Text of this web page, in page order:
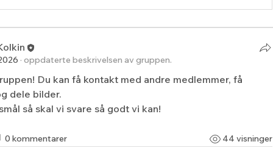
· oppdaterte beskrivelsen av gruppen.
Du kan få kontakt med andre medlemmer, få
dele bilder.
så skal vi svare så godt vi kan!
0 kommentarer 44 visninger